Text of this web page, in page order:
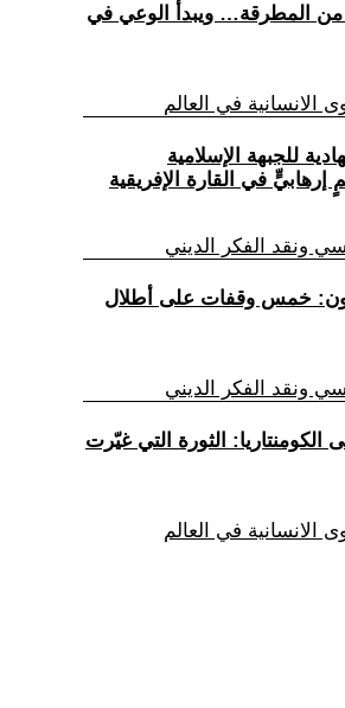
من المطرقة… ويبدأ الوعي في
الانسانية في العالم
للجبهة الإسلامية
في القارة الإفريقية
ونقد الفكر الديني
خمس وقفات على أطلال
ونقد الفكر الديني
إلى الكومنتاريا: الثورة التي غيّرت
الانسانية في العالم